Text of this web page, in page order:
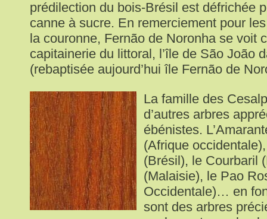
prédilection du bois-Brésil est défrichée
canne à sucre. En remerciement pour
la couronne, Fernão de Noronha se voit
capitainerie du littoral, l’île de São João
(rebaptisée aujourd’hui île Fernão de
La famille des
d’autres arbres
ébénistes.
(Afrique
(Brésil), le Courbaril
(Malaisie), le Pao
Occidentale)… en
sont des arbres